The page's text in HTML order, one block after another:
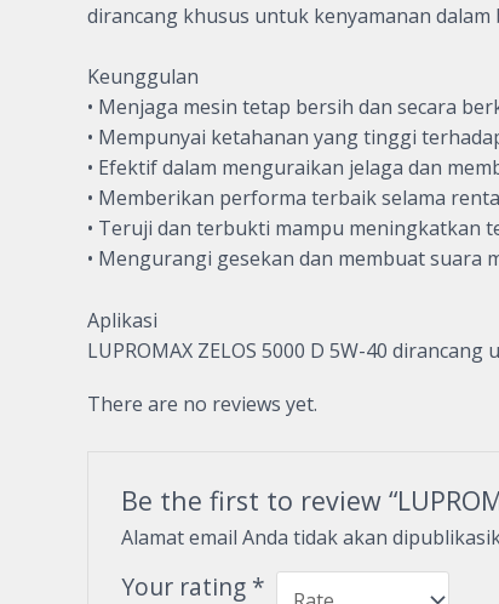
dirancang khusus untuk kenyamanan dalam
Keunggulan
• Menjaga mesin tetap bersih dan secara
• Mempunyai ketahanan yang tinggi
• Efektif dalam menguraikan jelaga dan
• Memberikan performa terbaik selama
• Teruji dan terbukti mampu meningkatkan
• Mengurangi gesekan dan membuat suara
Aplikasi
LUPROMAX ZELOS 5000 D 5W-40
There are no reviews yet.
Be the first to review
Alamat email Anda tidak akan
Your rating *